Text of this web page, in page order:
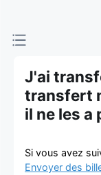
J'ai
transfert
il ne les a
Si vous avez
Envoyer des